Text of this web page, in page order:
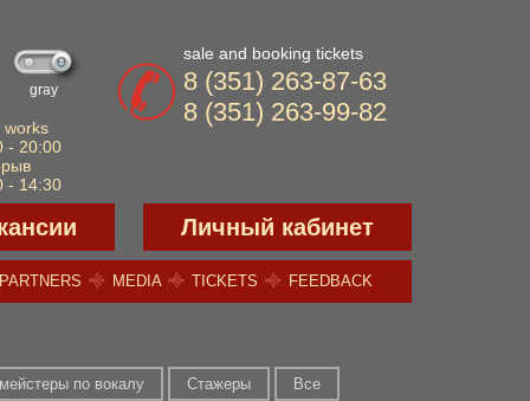
gray
works
- 20:00
- 14:30
sale and booking tickets
8 (351) 263-87-63
8 (351) 263-99-82
Личный кабинет
MEDIA TICKETS FEEDBACK
по вокалу Стажеры Все